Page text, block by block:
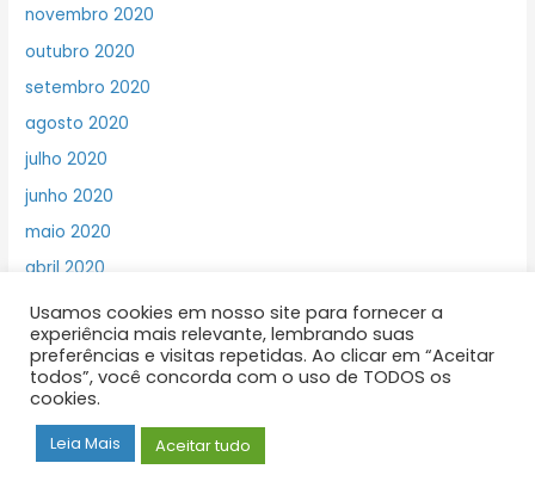
novembro 2020
outubro 2020
setembro 2020
agosto 2020
julho 2020
junho 2020
maio 2020
abril 2020
março 2020
fevereiro 2020
janeiro 2020
novembro 2019
Usamos cookies em nosso site para fornecer a
experiência mais relevante, lembrando suas
preferências e visitas repetidas. Ao clicar em “Aceitar
todos”, você concorda com o uso de TODOS os
cookies.
Leia Mais Aceitar tudo